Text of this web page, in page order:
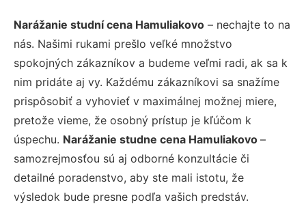
Narážanie studní cena Hamuliakovo – nechajte to na
nás. Našimi rukami prešlo veľké množstvo
spokojných zákazníkov a budeme veľmi radi, ak sa k
nim pridáte aj vy. Každému zákazníkovi sa snažíme
prispôsobiť a vyhovieť v maximálnej možnej miere,
pretože vieme, že osobný prístup je kľúčom k
úspechu. Narážanie studne cena Hamuliakovo –
samozrejmosťou sú aj odborné konzultácie či
detailné poradenstvo, aby ste mali istotu, že
výsledok bude presne podľa vašich predstáv.